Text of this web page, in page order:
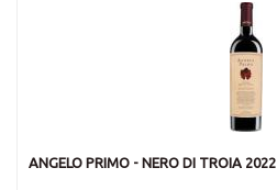
ANGELO PRIMO - NERO DI TROIA 2022